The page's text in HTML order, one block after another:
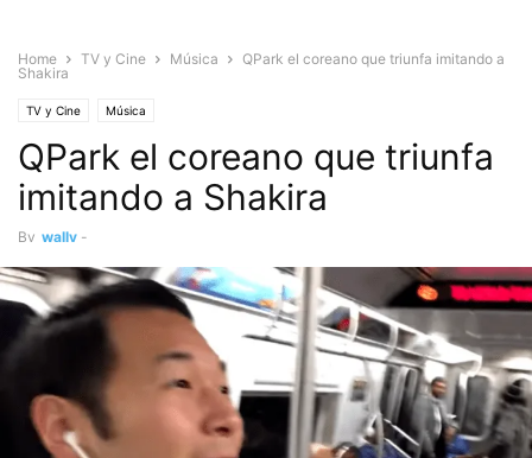
Home TV y Cine Música
QPark el coreano que triunfa imitando a
Shakira
TV y Cine Música
QPark el coreano que triunfa
imitando a Shakira
By wally -